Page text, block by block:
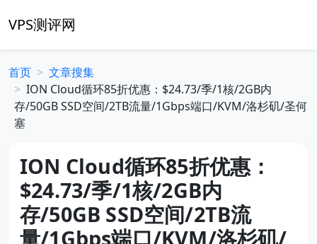
VPS测评网
首页
文章搜集
ION Cloud循环85折优惠：$24.73/季/1核/2GB内
存/50GB SSD空间/2TB流量/1Gbps端口/KVM/洛杉矶/圣何
塞
ION Cloud循环85折优惠：
$24.73/季/1核/2GB内
存/50GB SSD空间/2TB流
量/1Gbps端口/KVM/洛杉矶/